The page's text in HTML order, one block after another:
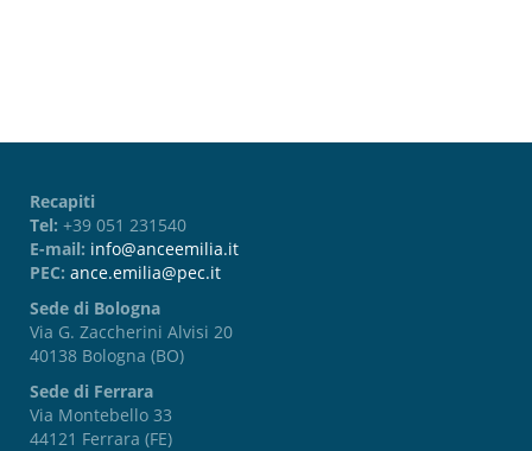
Recapiti
Tel: +39 051 231540
E-mail: info@anceemilia.it
PEC: ance.emilia@pec.it
Sede di Bologna
Via G. Zaccherini Alvisi 20
40138 Bologna (BO)
Sede di Ferrara
Via Montebello 33
44121 Ferrara (FE)